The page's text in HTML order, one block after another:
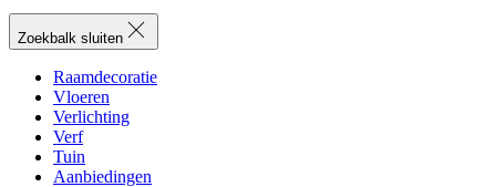
Zoekbalk sluiten
Raamdecoratie
Vloeren
Verlichting
Verf
Tuin
Aanbiedingen